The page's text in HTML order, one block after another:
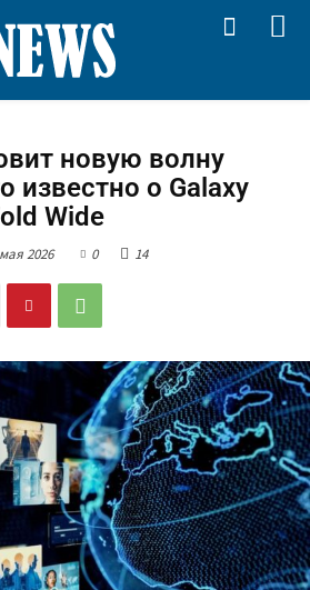
новую волну
известно о Galaxy
Wide
2026 0 14